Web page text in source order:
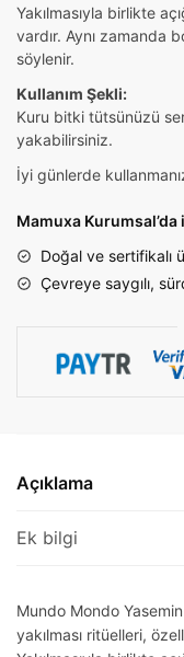
Yakılmasıyla birlikte
vardır. Aynı zamanda
söylenir.
Kullanım Şekli:
Kuru bitki tütsünüzü
yakabilirsiniz.
İyi günlerde
Mamuxa
Doğal ve sertifikalı
Çevreye saygılı,
Açıklama
Ek bilgi
Mundo Mondo
yakılması ritüelleri,